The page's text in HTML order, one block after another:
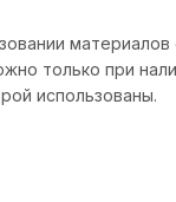
материалов
только при
использованы.